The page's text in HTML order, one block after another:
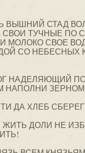
ВЫШНИЙ СТАД
СВОИ ТУЧНЫЕ ПО
МОЛОКО СВОЕ
СО НЕБЕСНЫХ
НАДЕЛЯЮЩИЙ
НАПОЛНИ
ДА ХЛЕБ
ЖИТЬ ДОЛИ НЕ